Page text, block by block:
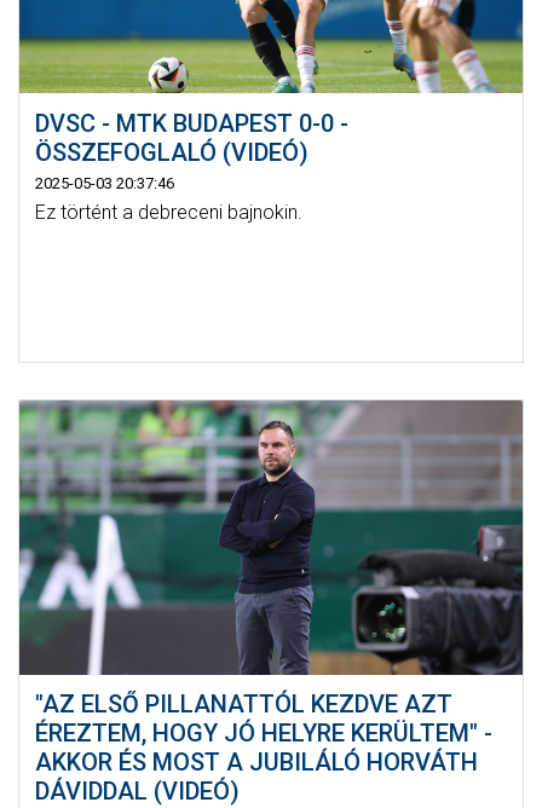
DVSC - MTK BUDAPEST 0-0 -
ÖSSZEFOGLALÓ (VIDEÓ)
2025-05-03 20:37:46
Ez történt a debreceni bajnokin.
"AZ ELSŐ PILLANATTÓL KEZDVE AZT
ÉREZTEM, HOGY JÓ HELYRE KERÜLTEM" -
AKKOR ÉS MOST A JUBILÁLÓ HORVÁTH
DÁVIDDAL (VIDEÓ)